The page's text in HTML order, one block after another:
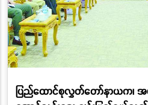
ပြည်ထောင်စုလွှတ်တော်နာယက၊ အမ